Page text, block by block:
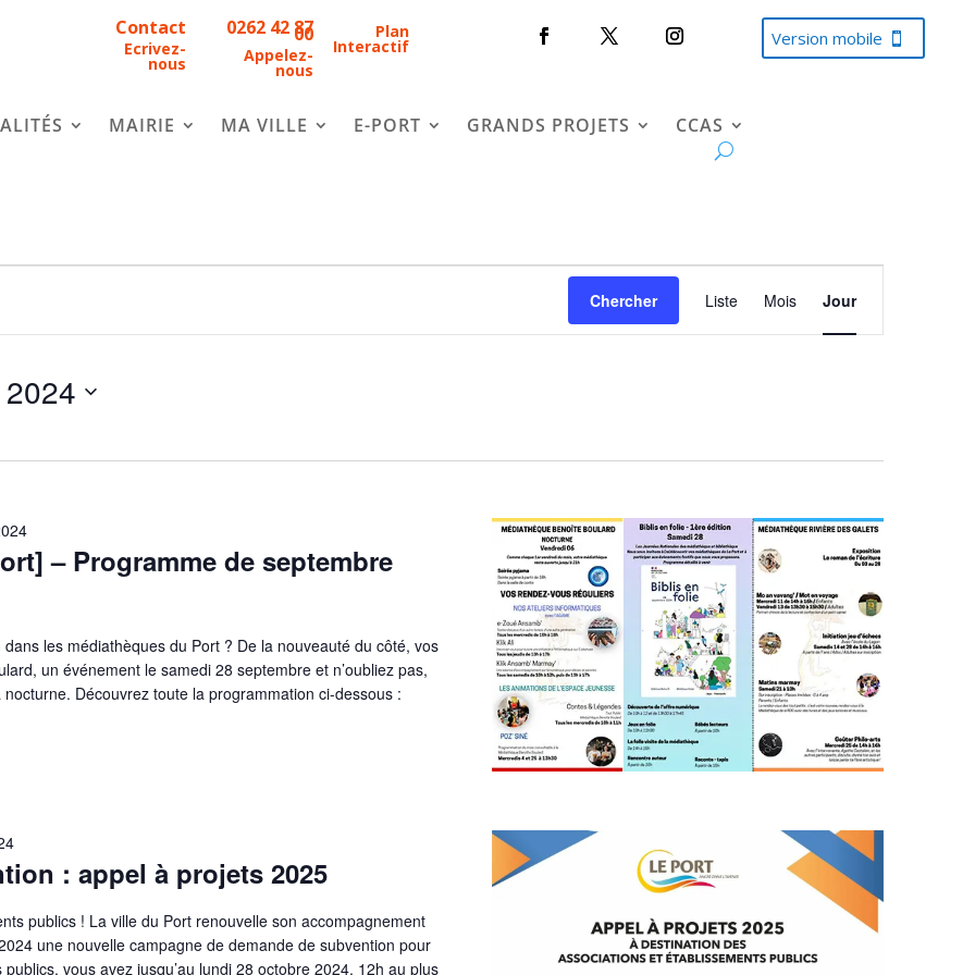
Contact
Ecrivez-
nous
0262 42 87
00
Appelez-
nous
Plan
Interactif Version mobile
MAIRIE MA VILLE E-PORT GRANDS PROJETS CCAS
Chercher
Navigation
de
vues
Liste Mois Jour
– Programme de septembre
les médiathèques du Port ? De la nouveauté du côté, vos
un événement le samedi 28 septembre et n’oubliez pas,
Découvrez toute la programmation ci-dessous :
: appel à projets 2025
publics ! La ville du Port renouvelle son accompagnement
une nouvelle campagne de demande de subvention pour
vous avez jusqu’au lundi 28 octobre 2024, 12h au plus